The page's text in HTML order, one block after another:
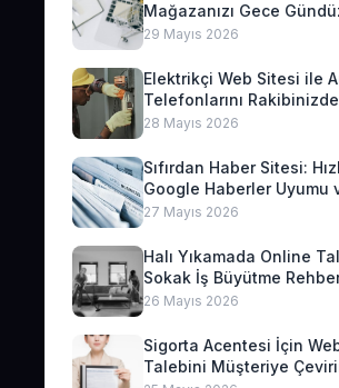
Mağazanızı Gece
29 Mayıs 2026
Elektrikçi Web Sitesi ile
Telefonlarını
28 Mayıs 2026
Sıfırdan Haber Sitesi:
Google Haberler Uyumu
Geliri
27 Mayıs 2026
Halı Yıkamada Online
Sokak İş Büyütme
26 Mayıs 2026
Sigorta Acentesi İçin
Talebini Müşteriye